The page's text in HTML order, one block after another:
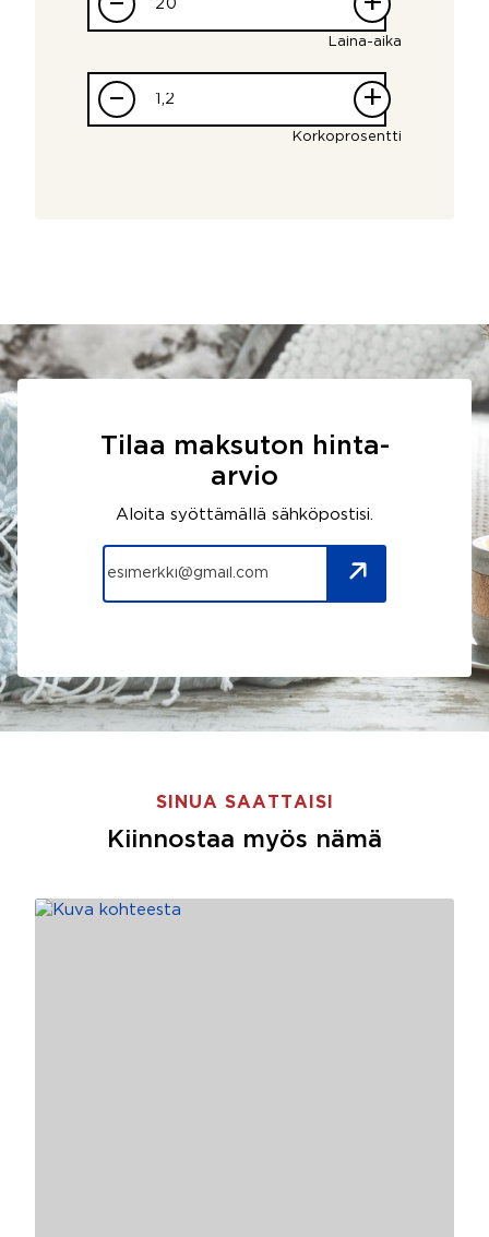
Laina-aika
– +
Korkoprosentti
Tilaa maksuton hinta-
arvio
Aloita syöttämällä sähköpostisi.
SINUA SAATTAISI
Kiinnostaa myös nämä